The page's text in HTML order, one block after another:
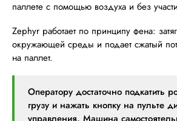
паллете с помощью воздуха и без
Zephyr работает по принципу фена:
окружающей среды и подает сжатый
на паллет.
Оператору достаточно подкатить
грузу и нажать кнопку на пульте